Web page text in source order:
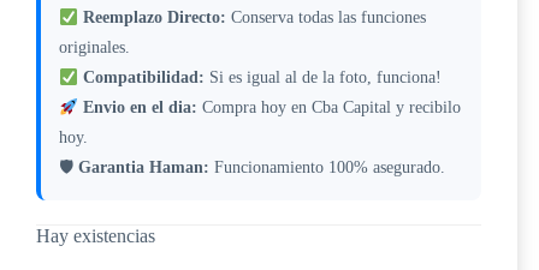
Reemplazo Directo: Conserva todas las funciones
originales.
Compatibilidad: Si es igual al de la foto, funciona!
Envio en el dia: Compra hoy en Cba Capital y recibilo
hoy.
🛡 Garantia Haman: Funcionamiento 100% asegurado.
Hay existencias